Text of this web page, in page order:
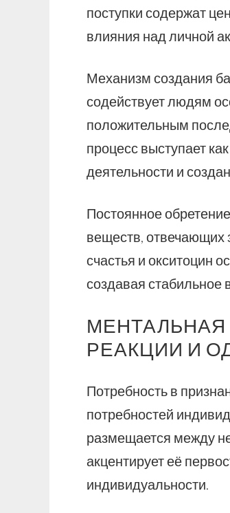
поступки содержат
влияния над личной
Механизм создания
содействует людям
положительным
процесс выступает
деятельности и
Постоянное
веществ, отвечающих
счастья и окситоцин
создавая стабильное
МЕНТАЛЬНАЯ
РЕАКЦИИ И
Потребность в
потребностей
размещается между
акцентирует её
индивидуальности.